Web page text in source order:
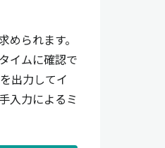
られます。
イムに確認で
出力してイ
入力によるミ